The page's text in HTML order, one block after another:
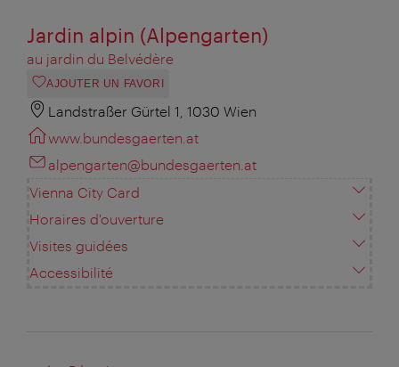
Jardin alpin (Alpengarten)
au jardin du Belvédère
AJOUTER UN FAVORI
Landstraßer Gürtel 1, 1030 Wien
www.bundesgaerten.at
alpengarten@bundesgaerten.at
Vienna City Card
Horaires d'ouverture
Visites guidées
Accessibilité